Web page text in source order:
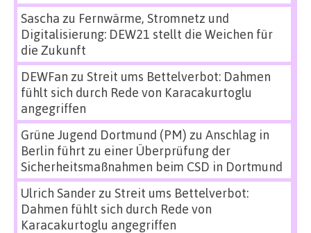
Sascha zu Fernwärme, Stromnetz und
Digitalisierung: DEW21 stellt die Weichen für
die Zukunft
DEWFan zu Streit ums Bettelverbot: Dahmen
fühlt sich durch Rede von Karacakurtoglu
angegriffen
Grüne Jugend Dortmund (PM) zu Anschlag in
Berlin führt zu einer Überprüfung der
Sicherheitsmaßnahmen beim CSD in Dortmund
Ulrich Sanderzu Streit ums Bettelverbot:
Dahmen fühlt sich durch Rede von
Karacakurtoglu angegriffen